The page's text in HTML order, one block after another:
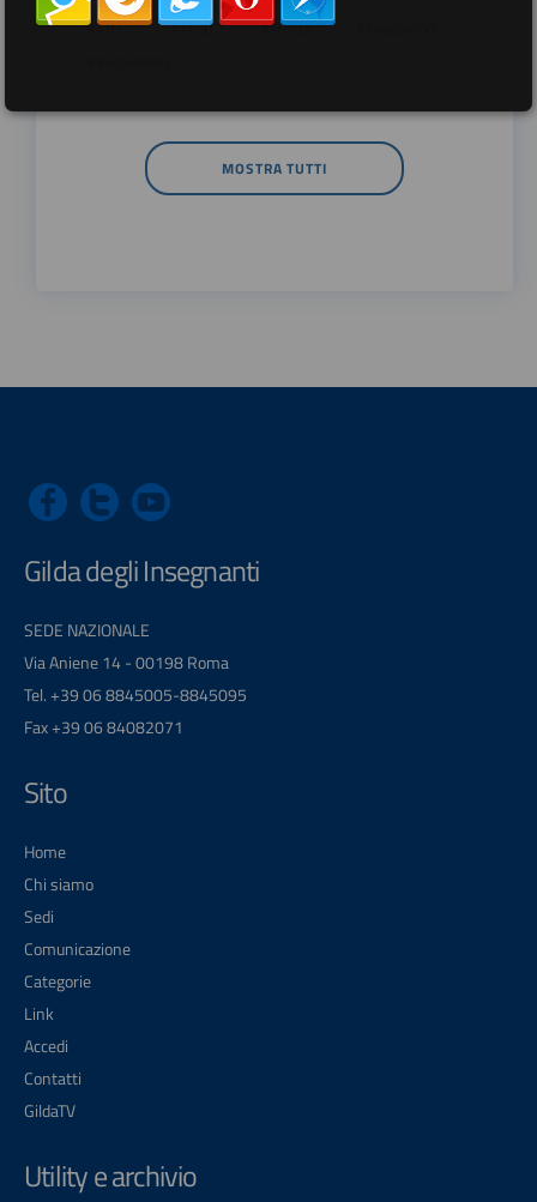
##DS ##FGU ##Gilda
MOSTRA TUTTI
Gilda degli Insegnanti
SEDE NAZIONALE
Via Aniene 14 - 00198 Roma
Tel. +39 06 8845005-8845095
Fax +39 06 84082071
Sito
Home
Chi siamo
Sedi
Comunicazione
Categorie
Link
Accedi
Contatti
GildaTV
Utility e archivio